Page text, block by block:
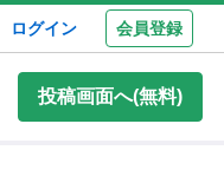
ログイン 会員登録
投稿画面へ(無料)